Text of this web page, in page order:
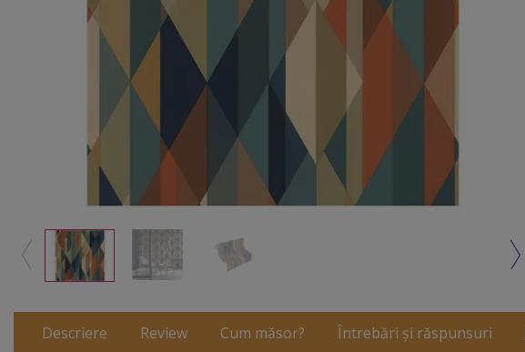
Descriere Review Cum măsor? Întrebări și răspunsuri